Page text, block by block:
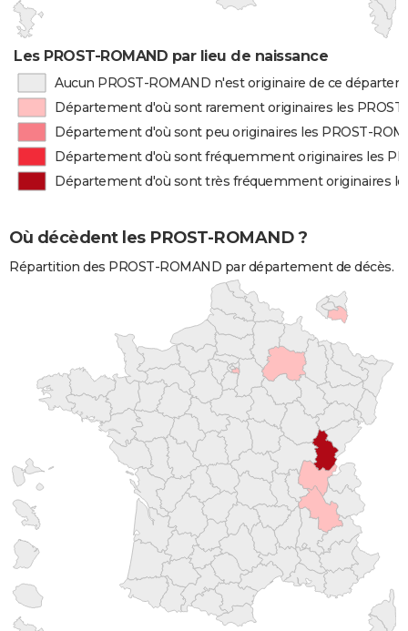
Les PROST-ROMAND par lieu de naissance
Aucun PROST-ROMAND n'est originaire de ce
Département d'où sont rarement originaires les
Département d'où sont peu originaires les PROST-
Département d'où sont fréquemment originaires les
Département d'où sont très fréquemment originaires
Où décèdent les PROST-ROMAND ?
Répartition des PROST-ROMAND par département de décès.